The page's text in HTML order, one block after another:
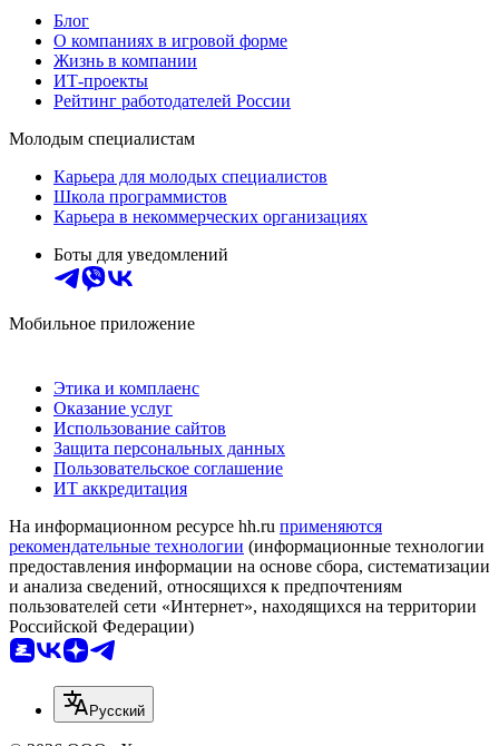
Блог
О компаниях в игровой форме
Жизнь в компании
ИТ-проекты
Рейтинг работодателей России
Молодым специалистам
Карьера для молодых специалистов
Школа программистов
Карьера в некоммерческих организациях
Боты для уведомлений
Мобильное приложение
Этика и комплаенс
Оказание услуг
Использование сайтов
Защита персональных данных
Пользовательское соглашение
ИТ аккредитация
На информационном ресурсе hh.ru применяются
рекомендательные технологии (информационные технологии
предоставления информации на основе сбора, систематизации
и анализа сведений, относящихся к предпочтениям
пользователей сети «Интернет», находящихся на территории
Российской Федерации)
Русский